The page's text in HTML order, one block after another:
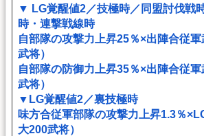
▼ LG覚醒値2／技極時／同盟討伐戦
時・連撃戦線時
自部隊の攻撃力上昇25％×出陣合従
武将）
自部隊の防御力上昇35％×出陣合従
武将）
▼LG覚醒値2／裏技極時
味方合従軍部隊の攻撃力上昇1.3％
大200武将）